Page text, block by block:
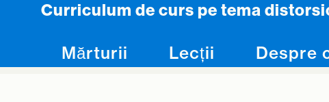
Skip to content
Curriculum de curs pe tema
Mărturii Lecții Despre